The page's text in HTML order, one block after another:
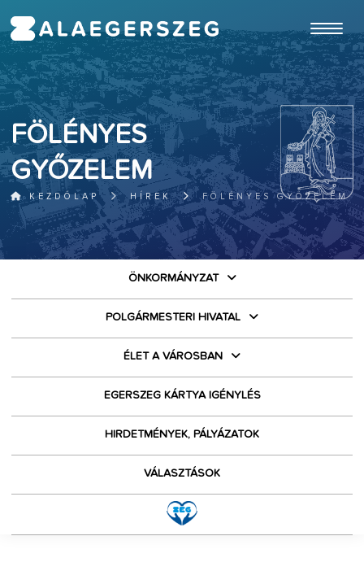
FÖLÉNYES
GYŐZELEM
KEZDŐLAP HÍREK FÖLÉNYES GYŐZELEM
ÖNKORMÁNYZAT
POLGÁRMESTERI HIVATAL
ÉLET A VÁROSBAN
EGERSZEG KÁRTYA IGÉNYLÉS
HIRDETMÉNYEK, PÁLYÁZATOK
VÁLASZTÁSOK